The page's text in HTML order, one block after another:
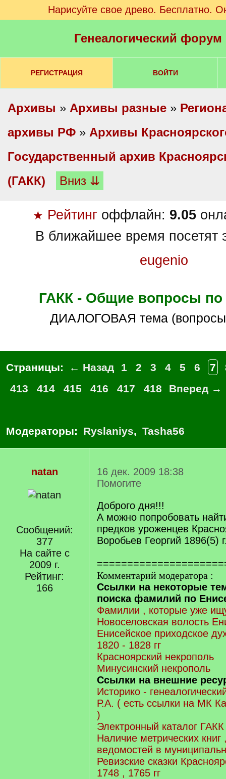
Нарисуйте свое древо. Бесплатно.
Генеалогический
РЕГИСТРАЦИЯ ВОЙТИ
Архивы » Архивы разные »
архивы РФ » Архивы
Государственный архив
(ГАКК)
Вниз ⇊
★ Рейтинг оффлайн: 9.05
В ближайшее время посетят
eugenio
ГАКК - Общие вопросы по
ДИАЛОГОВАЯ тема
Страницы: ← Назад 1 2 3 4 5 6 7
413
414 415 416 417 418 Вперед →
Модераторы: Ryslaniys, Tasha56
natan
Сообщений:
377
На сайте с
2009 г.
Рейтинг:
166
16 дек. 2009 18:38
Помогите
Доброго дня!!!
А можно попробовать
предков уроженцев
Воробьев Георгий 1896(5)
Комментарий модератора :
Ссылки на некоторые
поиска фамилий по
Фамилии , которые уже
Новоселовская волость
Енисейское приходское
1820 - 1828 гг
Красноярский некрополь
Минусинский некрополь
Ссылки на внешние
Историко -
Р.А. ( есть ссылки на МК
)
Электронный каталог ГАКК
Наличие метрических
ведомостей в
Ревизские сказки
1748 , 1765 гг